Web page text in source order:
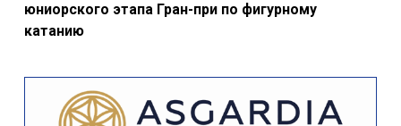
юниорского этапа Гран-при по фигурному
катанию